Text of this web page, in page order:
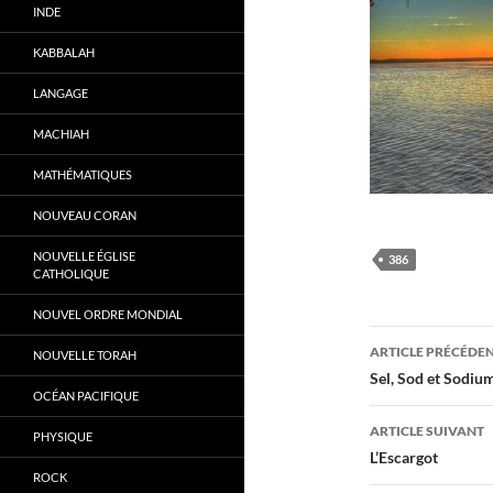
386
des
articles
ARTICLE
Sel, Sod et
ARTICLE SUIVANT
L’Escargot
INDE
KABBALAH
LANGAGE
MACHIAH
MATHÉMATIQUES
NOUVEAU CORAN
NOUVELLE ÉGLISE
CATHOLIQUE
NOUVEL ORDRE MONDIAL
NOUVELLE TORAH
OCÉAN PACIFIQUE
PHYSIQUE
ROCK